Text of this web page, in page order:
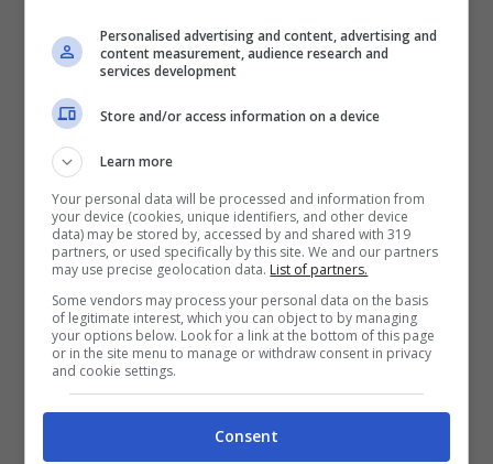
mezzo, schierati dietro al trio Mancosu,
LECCE-CAGLIARI IN DIRETTA
STREAMING TV
La sfida fra Lecce e Cagliari in programma
dalle ore 20:45 di questa sera, sarà visibile
in diretta tv ed in esclusiva su Sky Sport. Il
match sarà quindi riservato ai soli abbonati
dovranno fare altro che mettersi comodi
Personalised advertising and content, advertising and
content measurement, audience research and
services development
Store and/or access information on a device
Learn more
Your personal data will be processed and information from
your device (cookies, unique identifiers, and other device
data) may be stored by, accessed by and shared with 319
partners, or used specifically by this site. We and our partners
may use precise geolocation data. List of partners.
Some vendors may process your personal data on the basis
of legitimate interest, which you can object to by managing
your options below. Look for a link at the bottom of this page
or in the site menu to manage or withdraw consent in privacy
and cookie settings.
Consent